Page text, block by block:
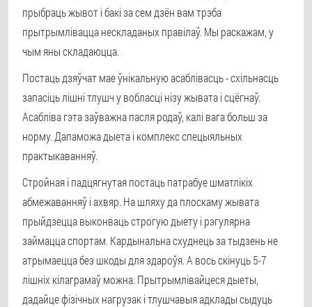
прыбраць жывот і бакі за сем дзён вам трэба
прытрымлівацца нескладаных правілаў. Мы раскажам, у
чым яны складаюцца.
Постаць дзяўчат мае ўнікальную асаблівасць - схільнасць
запасіць лішні тлушч у вобласці нізу жывата і сцёгнаў.
Асабліва гэта заўважна пасля родаў, калі вага больш за
норму. Дапаможа дыета і комплекс спецыяльных
практыкаванняў.
Стройная і падцягнутая постаць патрабуе шматлікіх
абмежаванняў і ахвяр. На шляху да плоскаму жывата
прыйдзецца выконваць строгую дыету і рэгулярна
займацца спортам. Кардынальна схуднець за тыдзень не
атрымаецца без шкоды для здароўя. А вось скінуць 5-7
лішніх кілаграмаў можна. Прытрымлівайцеся дыеты,
дадайце фізічных нагрузак і тлушчавыя адклады сыдуць